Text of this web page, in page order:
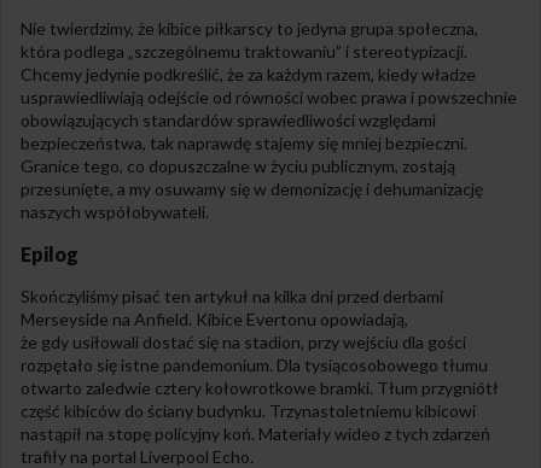
Nie twierdzimy, że kibice piłkarscy to jedyna grupa społeczna,
która podlega „szczególnemu traktowaniu” i stereotypizacji.
Chcemy jedynie podkreślić, że za każdym razem, kiedy władze
usprawiedliwiają odejście od równości wobec prawa i powszechnie
obowiązujących standardów sprawiedliwości względami
bezpieczeństwa, tak naprawdę stajemy się mniej bezpieczni.
Granice tego, co dopuszczalne w życiu publicznym, zostają
przesunięte, a my osuwamy się w demonizację i dehumanizację
naszych współobywateli.
Epilog
Skończyliśmy pisać ten artykuł na kilka dni przed derbami
Merseyside na Anfield. Kibice Evertonu opowiadają,
że gdy usiłowali dostać się na stadion, przy wejściu dla gości
rozpętało się istne pandemonium. Dla tysiącosobowego tłumu
otwarto zaledwie cztery kołowrotkowe bramki. Tłum przygniótł
część kibiców do ściany budynku. Trzynastoletniemu kibicowi
nastąpił na stopę policyjny koń. Materiały wideo z tych zdarzeń
trafiły na portal Liverpool Echo.